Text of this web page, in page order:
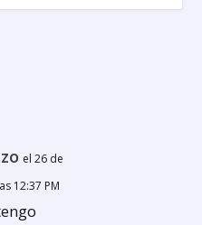
el 26 de
12:37 PM